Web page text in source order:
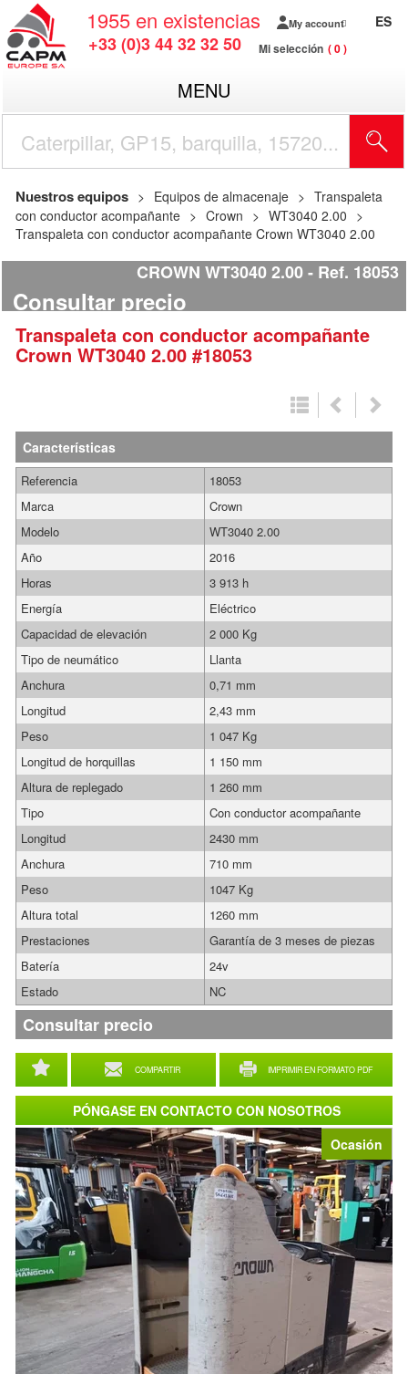
1955 en existencias
+33 (0)3 44 32 32 50
My account
Mi selección 0
ES
MENU
Nuestros equipos Equipos de almacenaje
Transpaleta
con conductor acompañante
Crown
WT3040 2.00
Transpaleta con conductor acompañante Crown WT3040 2.00
CROWN WT3040 2.00 Ref. 18053
Consultar precio
Transpaleta con conductor acompañante
Crown WT3040 2.00 #18053
Ocasión
Características
COMPARTIR IMPRIMIR EN FORMATO PDF
Referencia
18053
Marca
Crown
Modelo
WT3040 2.00
Año
2016
Horas
3 913 h
Energía
Eléctrico
Capacidad de elevación
2 000 Kg
Tipo de neumático
Llanta
Anchura
0,71 mm
Longitud
2,43 mm
Peso
1 047 Kg
Longitud de horquillas
1 150 mm
Altura de replegado
1 260 mm
Tipo
Con conductor acompañante
Longitud
2430 mm
Anchura
710 mm
Peso
1047 Kg
Altura total
1260 mm
Prestaciones
Garantía de 3 meses de piezas
Batería
24v
Estado
NC
Consultar precio
PÓNGASE EN CONTACTO CON NOSOTROS